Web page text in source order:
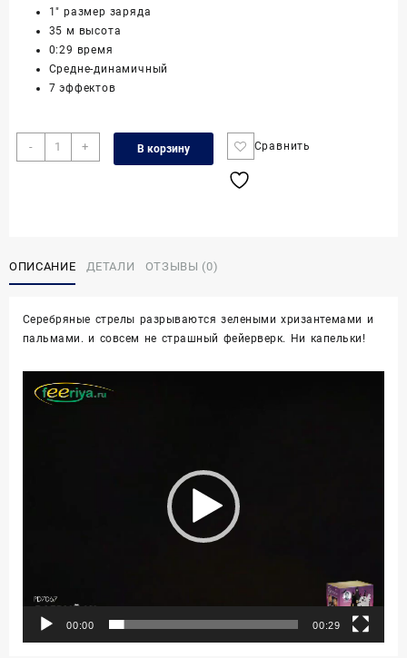
1″ размер заряда
35 м высота
0:29 время
Средне-динамичный
7 эффектов
-
Количество
товара
+ В корзину Сравнить
ОПИСАНИЕ ДЕТАЛИ ОТЗЫВЫ (0)
Серебряные стрелы разрываются зелеными хризантемами и
пальмами. и совсем не страшный фейерверк. Ни капельки!
Видеоплеер
00:00 00:29